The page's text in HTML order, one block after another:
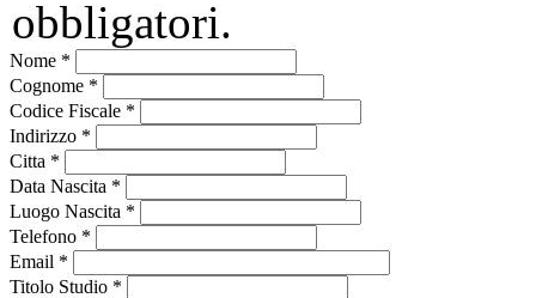
obbligatori.
Nome *
Cognome *
Codice Fiscale *
Indirizzo *
Citta *
Data Nascita *
Luogo Nascita *
Telefono *
Email *
Titolo Studio *